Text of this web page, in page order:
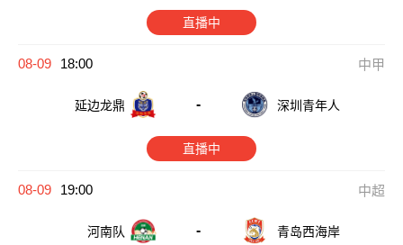
直播中
08-09 18:00 中甲
延边龙鼎 - 深圳青年人
直播中
08-09 19:00 中超
河南队 - 青岛西海岸